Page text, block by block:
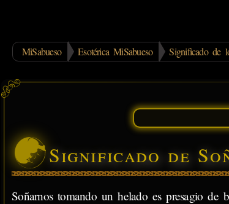
MiSabueso Esotérica MiSabueso Significado de
Significado de
Soñarnos tomando un helado es presagio de